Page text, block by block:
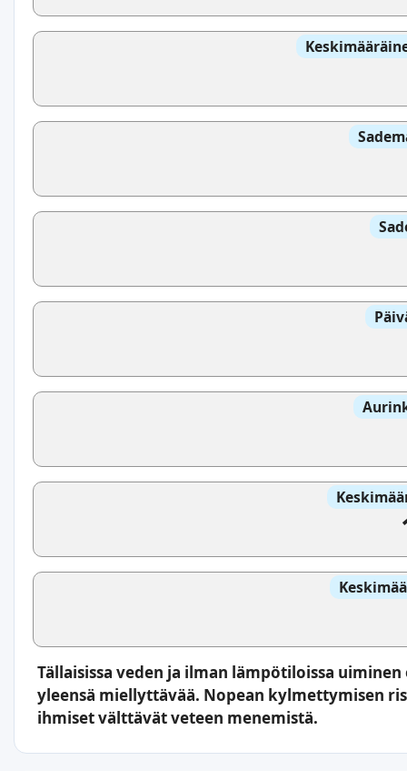
Tällaisissa veden ja ilman lämpötiloissa
yleensä miellyttävää. Nopean kylmettymisen
ihmiset välttävät veteen menemistä.